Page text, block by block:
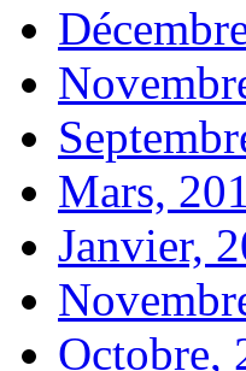
Mars,
Janvier,
Octobre,